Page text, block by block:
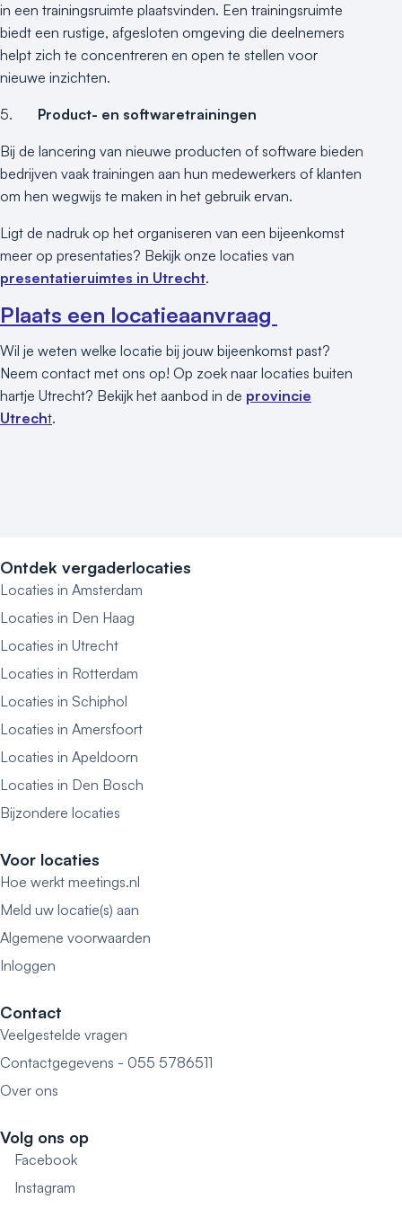
in een trainingsruimte plaatsvinden. Een trainingsruimte
biedt een rustige, afgesloten omgeving die deelnemers
helpt zich te concentreren en open te stellen voor
nieuwe inzichten.
5. Product- en softwaretrainingen
Bij de lancering van nieuwe producten of software bieden
bedrijven vaak trainingen aan hun medewerkers of klanten
om hen wegwijs te maken in het gebruik ervan.
Ligt de nadruk op het organiseren van een bijeenkomst
meer op presentaties? Bekijk onze locaties van
presentatieruimtes in Utrecht.
Plaats een locatieaanvraag
Wil je weten welke locatie bij jouw bijeenkomst past?
Neem contact met ons op! Op zoek naar locaties buiten
hartje Utrecht? Bekijk het aanbod in de provincie
Utrecht.
Ontdek vergaderlocaties
Locaties in Amsterdam
Locaties in Den Haag
Locaties in Utrecht
Locaties in Rotterdam
Locaties in Schiphol
Locaties in Amersfoort
Locaties in Apeldoorn
Locaties in Den Bosch
Bijzondere locaties
Voor locaties
Hoe werkt meetings.nl
Meld uw locatie(s) aan
Algemene voorwaarden
Inloggen
Contact
Veelgestelde vragen
Contactgegevens - 055 5786511
Over ons
Volg ons op
Facebook
Instagram